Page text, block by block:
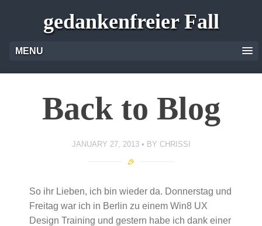
gedankenfreier Fall
MENU
Back to Blog
JANUARY 27, 2013 BY CHRISSI
So ihr Lieben, ich bin wieder da. Donnerstag und
Freitag war ich in Berlin zu einem Win8 UX
Design Training und gestern habe ich dank einer